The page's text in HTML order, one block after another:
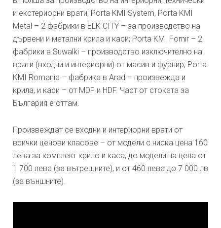
и екстериорни врати; Porta KMI System, Porta KMI
Metal – 2 фабрики в ELK CITY – за производство на
дървени и метални крила и каси; Porta KMI Fornir – 2
фабрики в Suwalki – производство изключително на
врати (входни и интериорни) от масив и фурнир; Porta
KMI Romania – фабрика в Arad – произвежда и
крила, и каси – от MDF и HDF. Част от стоката за
България е оттам.
Произвеждат се входни и интериорни врати от
всички ценови класове – от модели с ниска цена 160
лева за комплект крило и каса, до модели на цена от
1 700 лева (за вътрешните), и от 460 лева до 7 000 лв
(за външните).